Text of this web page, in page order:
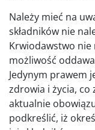
Należy mieć na
składników nie
Krwiodawstwo nie
możliwość
Jedynym prawem
zdrowia i życia,
aktualnie
podkreślić, iż